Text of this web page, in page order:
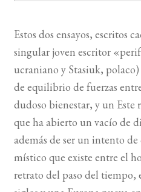
Estos dos ensayos, escritos
singular joven escritor
ucraniano y Stasiuk,
de equilibrio de fuerzas
dudoso bienestar, y un Este
que ha abierto un vacío de
además de ser un intento
místico que existe entre el
retrato del paso del tiempo,